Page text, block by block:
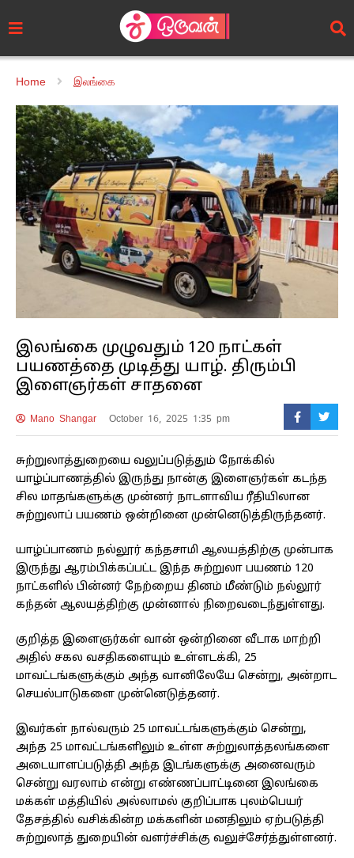
Home இலங்கை
இலங்கை முழுவதும் 120 நாட்கள்
பயணத்தை முடித்து யாழ். திரும்பி
இளைஞர்கள் சாதனை
Mano Shangar October 16, 2025 1:35 pm
சுற்றுலாத்துறையை வலுப்படுத்தும் நோக்கில்
யாழ்ப்பாணத்தில் இருந்து நான்கு இளைஞர்கள் கடந்த
சில மாதங்களுக்கு முன்னர் நாடளாவிய ரீதியிலான
சுற்றுலாப் பயணம் ஒன்றினை முன்னெடுத்திருந்தனர்.
யாழ்ப்பாணம் நல்லூர் கந்தசாமி ஆலயத்திற்கு முன்பாக
இருந்து ஆரம்பிக்கப்பட்ட இந்த சுற்றுலா பயணம் 120
நாட்களில் பின்னர் நேற்றைய தினம் மீண்டும் நல்லூர்
கந்தன் ஆலயத்திற்கு முன்னால் நிறைவடைந்துள்ளது.
குறித்த இளைஞர்கள் வான் ஒன்றினை வீடாக மாற்றி
அதில் சகல வசதிகளையும் உள்ளடக்கி, 25
மாவட்டங்களுக்கும் அந்த வானிலேயே சென்று, அன்றாட
செயல்பாடுகளை முன்னெடுத்தனர்.
இவர்கள் நால்வரும் 25 மாவட்டங்களுக்கும் சென்று,
அந்த 25 மாவட்டங்களிலும் உள்ள சுற்றுலாத்தலங்களை
அடையாளப்படுத்தி அந்த இடங்களுக்கு அனைவரும்
சென்று வரலாம் என்று எண்ணப்பாட்டினை இலங்கை
மக்கள் மத்தியில் அல்லாமல் குறிப்பாக புலம்பெயர்
தேசத்தில் வசிக்கின்ற மக்களின் மனதிலும் ஏற்படுத்தி
சுற்றுலாத் துறையின் வளர்ச்சிக்கு வலுச்சேர்த்துள்ளனர்.